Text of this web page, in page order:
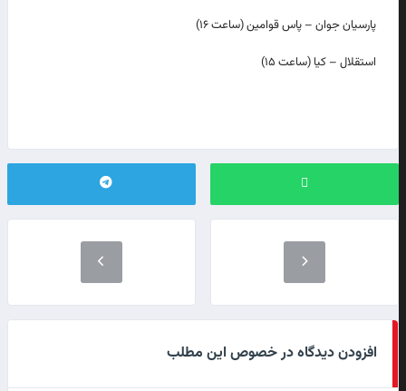
پارسیان جوان – پاس قوامین (ساعت ۱۶)
استقلال – کیا (ساعت ۱۵)
افزودن دیدگاه در خصوص این مطلب